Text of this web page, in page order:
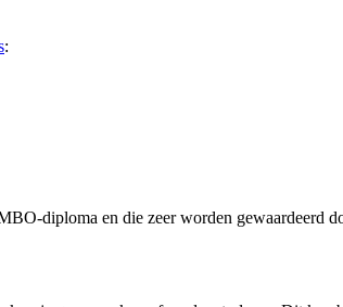
:
diploma en die zeer worden